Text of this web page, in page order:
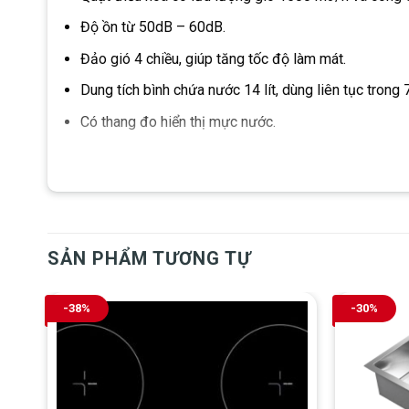
Độ ồn từ 50dB – 60dB.
Đảo gió 4 chiều, giúp tăng tốc độ làm mát.
Dung tích bình chứa nước 14 lít, dùng liên tục trong
Có thang đo hiển thị mực nước.
Quạt điều hòa Boss S102 có thiết kế tiện
Quạt điều hòa Boss S102 có kiểu dáng bắt mắt, chất
VIDEO HƯỚNG DẪN SỬ DỤNG VÀ VỆ
https://www.facebook.com/
SẢN PHẨM TƯƠNG TỰ
-38% -30%